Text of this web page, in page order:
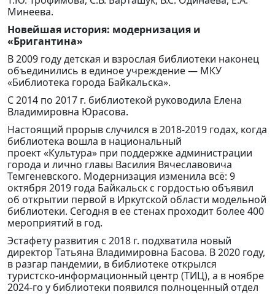
Минеева.
Новейшая история: модернизация и
«Бригантина»
В 2009 году детская и взрослая библиотеки наконец
объединились в единое учреждение — МКУ
«Библиотека города Байкальска».
С 2014 по 2017 г. библиотекой руководила Елена
Владимировна Юрасова.
Настоящий прорыв случился в 2018-2019 годах, когда
библиотека вошла в национальный
проект «Культура» при поддержке администрации
города и лично главы Василия Вячеславовича
Темгеневского. Модернизация изменила всё: 9
октября 2019 года Байкальск с гордостью объявил
об открытии первой в Иркутской области модельной
библиотеки. Сегодня в ее стенах проходит более 400
мероприятий в год.
Эстафету развития с 2018 г. подхватила новый
директор Татьяна Владимировна Басова. В 2020 году,
в разгар пандемии, в библиотеке открылся
туристско-информационный центр (ТИЦ), а в ноябре
2024-го у библиотеки появился полноценный отдел